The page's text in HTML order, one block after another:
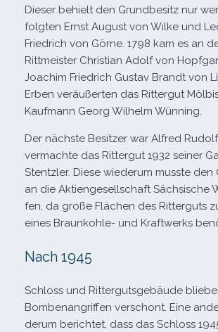
Dieser behielt den Grundbesitz nur
folg­ten Ernst August von Wilke und
Friedrich von Görne. 1798 kam es an
Rittmeister Christian Adolf von
Joachim Friedrich Gustav Brandt von
Erben ver­äu­ßer­ten das Rittergut
Kaufmann Georg Wilhelm Wünning.
Der nächste Besitzer war Alfred
ver­machte das Rittergut 1932 sei­ner
Stentzler. Diese wie­derum musste den
an die Aktiengesellschaft Sächsische
fen, da große Flächen des Ritterguts
eines Braunkohle- und Kraftwerks
Nach 1945
Schloss und Rittergutsgebäude
Bombenangriffen ver­schont. Eine
derum berich­tet, dass das Schloss